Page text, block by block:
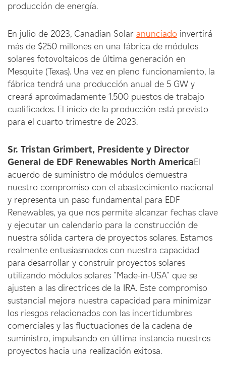
producción de energía.
En julio de 2023, Canadian Solar anunciado invertirá
más de $250 millones en una fábrica de módulos
solares fotovoltaicos de última generación en
Mesquite (Texas). Una vez en pleno funcionamiento, la
fábrica tendrá una producción anual de 5 GW y
creará aproximadamente 1.500 puestos de trabajo
cualificados. El inicio de la producción está previsto
para el cuarto trimestre de 2023.
Sr. Tristan Grimbert, Presidente y Director
General de EDF Renewables North AmericaEl
acuerdo de suministro de módulos demuestra
nuestro compromiso con el abastecimiento nacional
y representa un paso fundamental para EDF
Renewables, ya que nos permite alcanzar fechas clave
y ejecutar un calendario para la construcción de
nuestra sólida cartera de proyectos solares. Estamos
realmente entusiasmados con nuestra capacidad
para desarrollar y construir proyectos solares
utilizando módulos solares "Made-in-USA" que se
ajusten a las directrices de la IRA. Este compromiso
sustancial mejora nuestra capacidad para minimizar
los riesgos relacionados con las incertidumbres
comerciales y las fluctuaciones de la cadena de
suministro, impulsando en última instancia nuestros
proyectos hacia una realización exitosa.